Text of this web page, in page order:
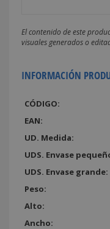
El contenido de este
visuales generados o
INFORMACIÓN
CÓDIGO:
EAN:
UD. Medida:
UDS. Envase
UDS. Envase grande:
Peso:
Alto:
Ancho: